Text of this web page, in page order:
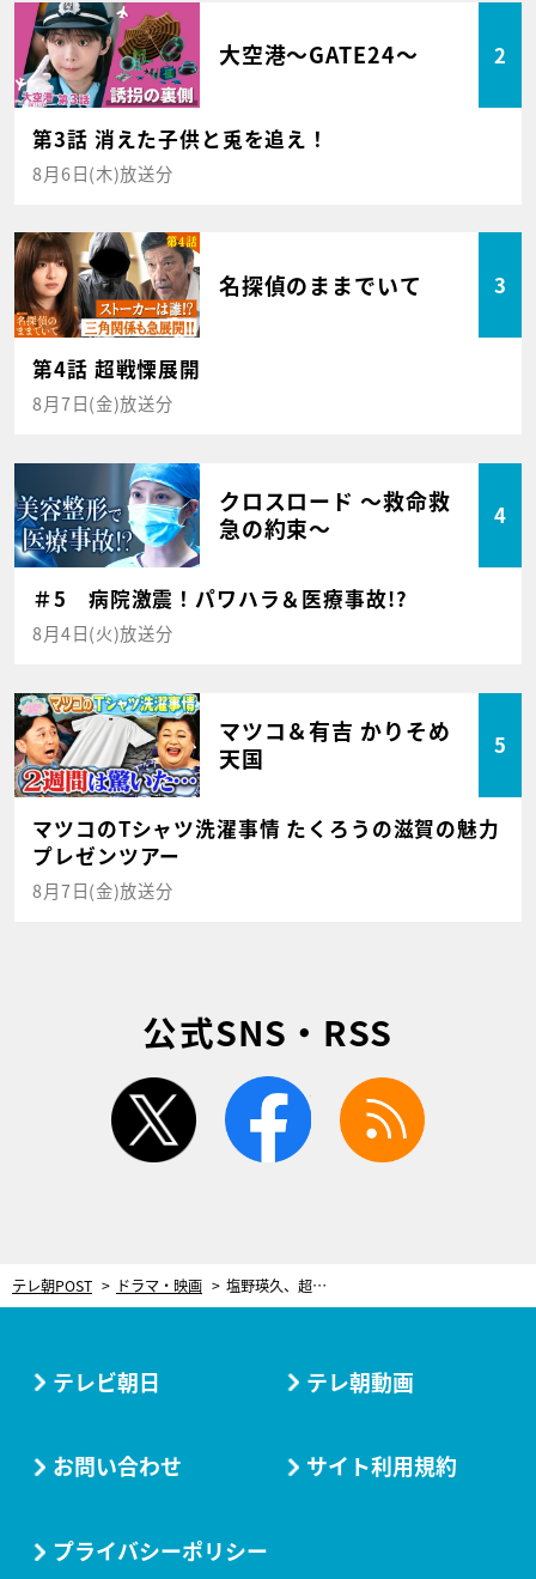
大空港～GATE24～ 2
第3話 消えた子供と兎を追え！
8月6日(木)放送分
名探偵のままでいて 3
第4話 超戦慄展開
8月7日(金)放送分
クロスロード ～救命救
急の約束～
4
＃5 病院激震！パワハラ＆医療事故!?
8月4日(火)放送分
マツコ＆有吉 かりそめ
天国
5
マツコのTシャツ洗濯事情 たくろうの滋賀の魅力
プレゼンツアー
8月7日(金)放送分
公式SNS・RSS
twitter facebook
テレ朝POST ドラマ・映画 塩野瑛久、超至近距離で「愛してる…」危険な男の“フェンシング秘技”にドキドキ＜ドラマ『魔物』＞
テレビ朝日 テレ朝動画
お問い合わせ サイト利用規約
プライバシーポリシー